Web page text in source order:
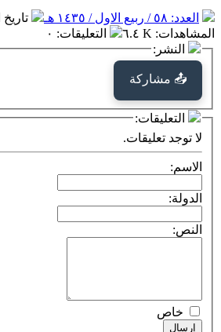
العدد: ٥٨ / ربيع الاول / ١٤٣٥ هـ تاريخ
المشاهدات: ٦.٤ K التعليقات: ٠
النشر:
📤 مشاركة
التعليقات:
لا توجد تعليقات.
الاسم:
الدولة:
النص:
خاص
إرسال